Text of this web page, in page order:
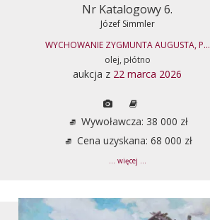
Nr Katalogowy 6.
Józef Simmler
WYCHOWANIE ZYGMUNTA AUGUSTA, P...
olej, płótno
aukcja z 22 marca 2026
Wywoławcza: 38 000 zł
Cena uzyskana: 68 000 zł
... więcej ...